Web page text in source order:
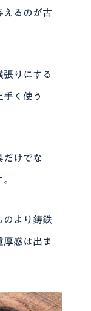
えるのが古
りにする
く使う
だけでな
のより鋳鉄
厚感は出ま